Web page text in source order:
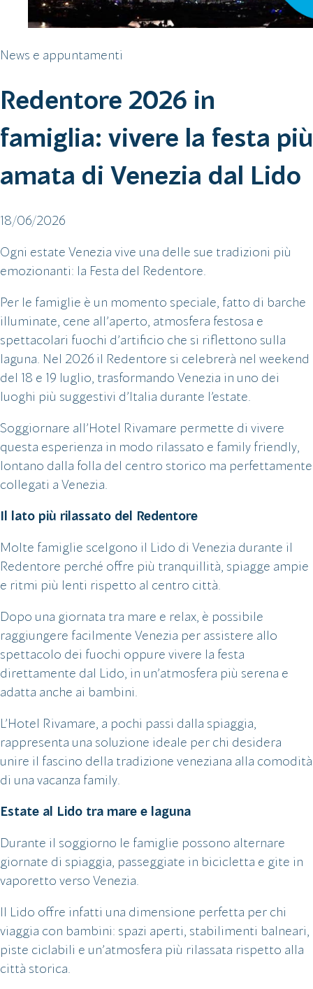
News e appuntamenti
Redentore 2026 in
famiglia: vivere la festa più
amata di Venezia dal Lido
18/06/2026
Ogni estate Venezia vive una delle sue tradizioni più
emozionanti: la Festa del Redentore.
Per le famiglie è un momento speciale, fatto di barche
illuminate, cene all’aperto, atmosfera festosa e
spettacolari fuochi d’artificio che si riflettono sulla
laguna. Nel 2026 il Redentore si celebrerà nel weekend
del 18 e 19 luglio, trasformando Venezia in uno dei
luoghi più suggestivi d’Italia durante l’estate.
Soggiornare all’Hotel Rivamare permette di vivere
questa esperienza in modo rilassato e family friendly,
lontano dalla folla del centro storico ma perfettamente
collegati a Venezia.
Il lato più rilassato del Redentore
Molte famiglie scelgono il Lido di Venezia durante il
Redentore perché offre più tranquillità, spiagge ampie
e ritmi più lenti rispetto al centro città.
Dopo una giornata tra mare e relax, è possibile
raggiungere facilmente Venezia per assistere allo
spettacolo dei fuochi oppure vivere la festa
direttamente dal Lido, in un’atmosfera più serena e
adatta anche ai bambini.
L’Hotel Rivamare, a pochi passi dalla spiaggia,
rappresenta una soluzione ideale per chi desidera
unire il fascino della tradizione veneziana alla comodità
di una vacanza family.
Estate al Lido tra mare e laguna
Durante il soggiorno le famiglie possono alternare
giornate di spiaggia, passeggiate in bicicletta e gite in
vaporetto verso Venezia.
Il Lido offre infatti una dimensione perfetta per chi
viaggia con bambini: spazi aperti, stabilimenti balneari,
piste ciclabili e un’atmosfera più rilassata rispetto alla
città storica.